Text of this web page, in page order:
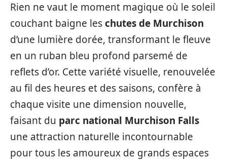
Rien ne vaut le moment magique où le soleil
couchant baigne leschutes de Murchison
d’une lumière dorée, transformant le fleuve
en un ruban bleu profond parsemé de
reflets d’or. Cette variété visuelle, renouvelée
au fil des heures et des saisons, confère à
chaque visite une dimension nouvelle,
faisant du parc national Murchison Falls
une attraction naturelle incontournable
pour tous les amoureux de grands espaces